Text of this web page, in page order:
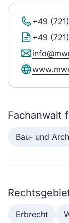
+49
+49
Fachanwalt
Bau- und
Erbrecht